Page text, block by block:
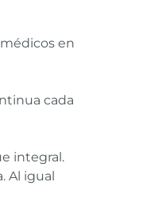
en
cada
integral.
Al igual